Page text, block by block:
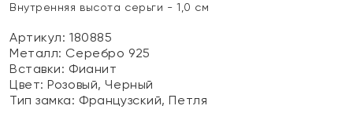
Внутренняя высота серьги - 1,0 см
Артикул: 180885
Металл: Серебро 925
Вставки: Фианит
Цвет:Розовый, Черный
Тип замка: Французский, Петля